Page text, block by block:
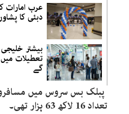
عرب امارات
دبئی کا
بیشتر
تعطیلات
گے
پبلک بس سروس میں
تعداد 16 لاکھ 63 ہزار تھی۔